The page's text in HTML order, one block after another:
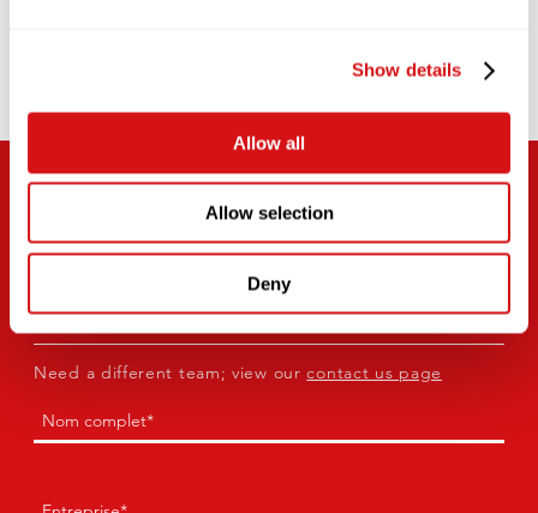
Show details
Allow all
Allow selection
Deny
IT’S TIME WE TALKED
Call our UK Head Office in Milton Keynes or fill in your
Phone:+44 1908 275 520
Need a different team; view ourcontact us page
Nom
(Obligatoire)
Entreprise (Obligatoire)